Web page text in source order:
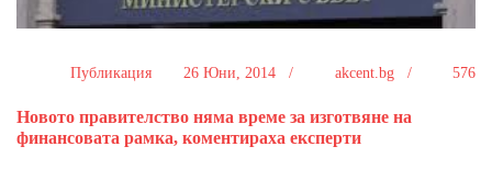
Публикация 26 Юни, 2014 / akcent.bg / 576
Новото правителство няма време за изготвяне на
финансовата рамка, коментираха експерти